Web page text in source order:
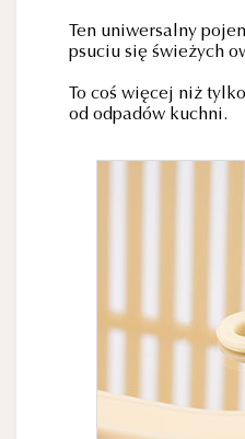
Ten uniwersalny
psuciu się świeżych
To coś więcej niż
od odpadów kuchni.